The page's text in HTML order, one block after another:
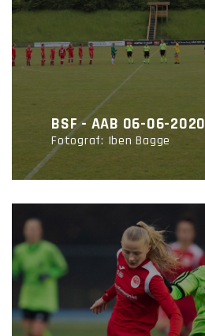
BSF - AAB 06-06-2020
Fotograf: Iben Bagge